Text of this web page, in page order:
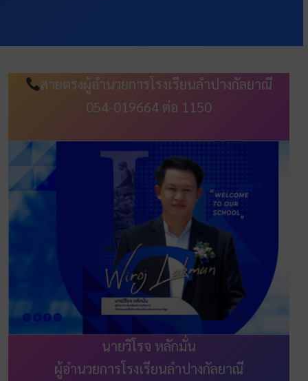
สายตรงผู้อำนวยการโรงเรียนลำปางกัลยาณี
054-019664 ต่อ 1150
นายวิโรจ หลักมั่น
ผู้อำนวยการโรงเรียนลำปางกัลยาณี